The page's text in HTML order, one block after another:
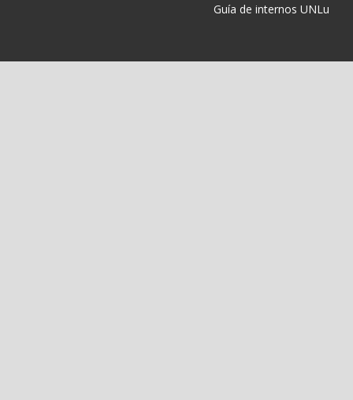
Guía de internos UNLu